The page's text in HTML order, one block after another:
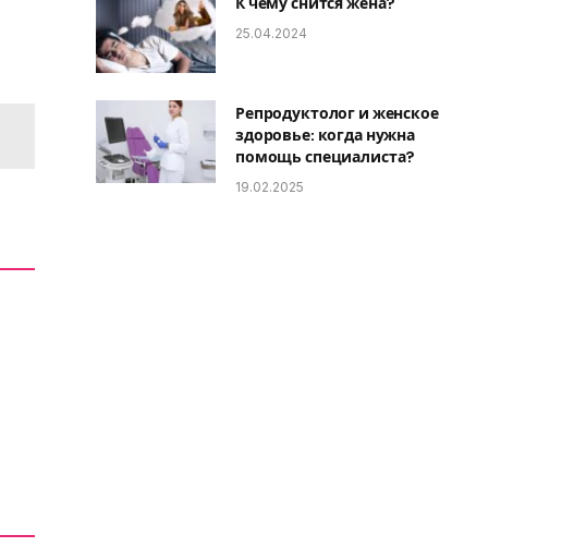
25.04.2024
Репродуктолог и женское
здоровье: когда нужна
помощь специалиста?
19.02.2025